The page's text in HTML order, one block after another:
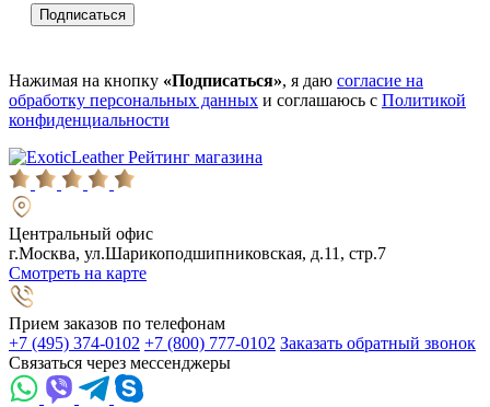
Нажимая на кнопку «Подписаться», я даю согласие на
обработку персональных данных и соглашаюсь с Политикой
конфиденциальности
Рейтинг магазина
Центральный офис
г.Москва, ул.Шарикоподшипниковская, д.11, стр.7
Смотреть на карте
Прием заказов по телефонам
+7 (495) 374-0102 +7 (800) 777-0102 Заказать обратный звонок
Связаться через мессенджеры